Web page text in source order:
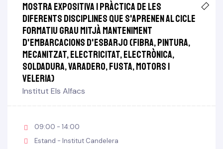
Mostra expositiva i pràctica de les
diferents disciplines que s'aprenen al cicle
formatiu grau mitjà manteniment
d'embarcacions d'esbarjo (fibra, pintura,
mecanitzat, electricitat, electrònica,
soldadura, varadero, fusta, motors i
veleria)
Institut Els Alfacs
09:00 - 14:00
Estand - Institut Candelera